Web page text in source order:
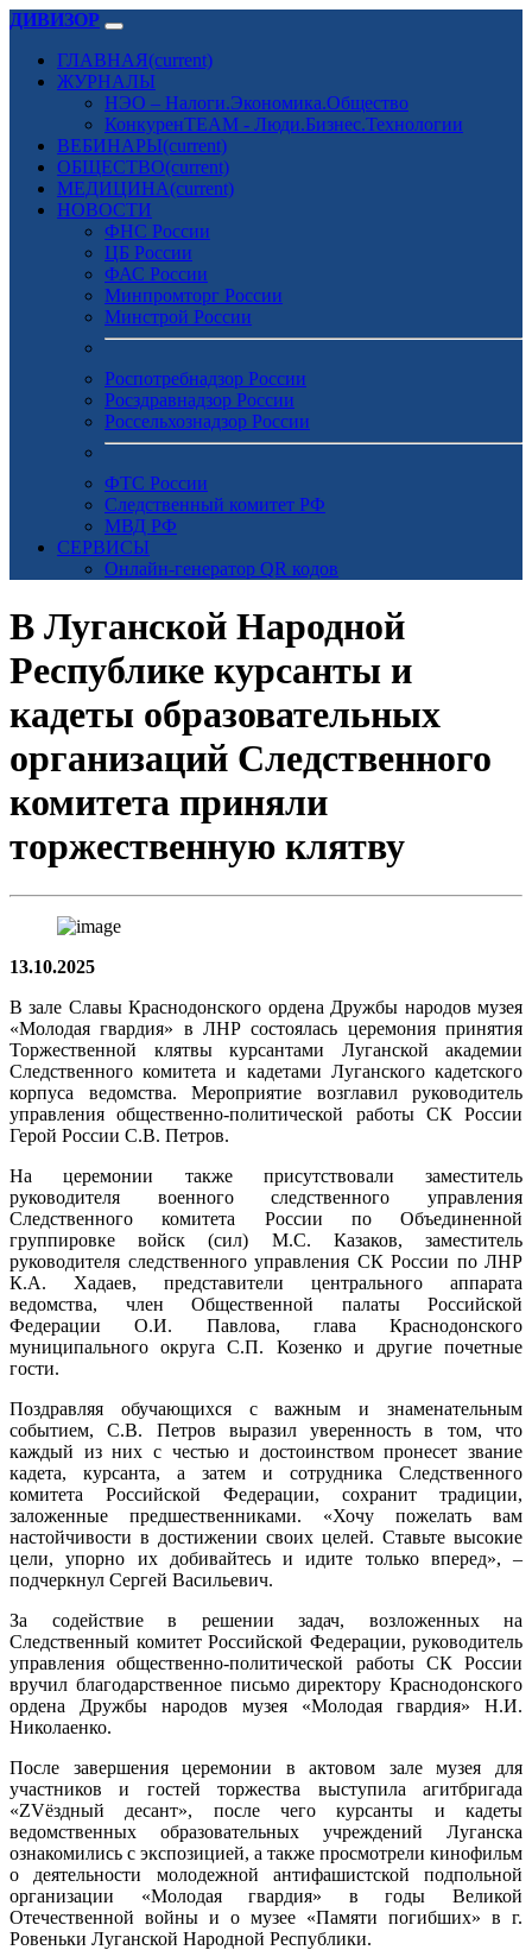
ДИВИЗОР
ГЛАВНАЯ(current)
ЖУРНАЛЫ
НЭО – Налоги.Экономика.Общество
КонкуренTEAM - Люди.Бизнес.Технологии
ВЕБИНАРЫ(current)
ОБЩЕСТВО(current)
МЕДИЦИНА(current)
НОВОСТИ
ФНС России
ЦБ России
ФАС России
Минпромторг России
Минстрой России
Роспотребнадзор России
Росздравнадзор России
Россельхознадзор России
ФТС России
Следственный комитет РФ
МВД РФ
СЕРВИСЫ
Онлайн-генератор QR кодов
В Луганской Народной
Республике курсанты и
кадеты образовательных
организаций Следственного
комитета приняли
торжественную клятву
13.10.2025
В зале Славы Краснодонского ордена Дружбы народов музея
«Молодая гвардия» в ЛНР состоялась церемония принятия
Торжественной клятвы курсантами Луганской академии
Следственного комитета и кадетами Луганского кадетского
корпуса ведомства. Мероприятие возглавил руководитель
управления общественно-политической работы СК России
Герой России С.В. Петров.
На церемонии также присутствовали заместитель
руководителя военного следственного управления
Следственного комитета России по Объединенной
группировке войск (сил) М.С. Казаков, заместитель
руководителя следственного управления СК России по ЛНР
К.А. Хадаев, представители центрального аппарата
ведомства, член Общественной палаты Российской
Федерации О.И. Павлова, глава Краснодонского
муниципального округа С.П. Козенко и другие почетные
гости.
Поздравляя обучающихся с важным и знаменательным
событием, С.В. Петров выразил уверенность в том, что
каждый из них с честью и достоинством пронесет звание
кадета, курсанта, а затем и сотрудника Следственного
комитета Российской Федерации, сохранит традиции,
заложенные предшественниками. «Хочу пожелать вам
настойчивости в достижении своих целей. Ставьте высокие
цели, упорно их добивайтесь и идите только вперед», –
подчеркнул Сергей Васильевич.
За содействие в решении задач, возложенных на
Следственный комитет Российской Федерации, руководитель
управления общественно-политической работы СК России
вручил благодарственное письмо директору Краснодонского
ордена Дружбы народов музея «Молодая гвардия» Н.И.
Николаенко.
После завершения церемонии в актовом зале музея для
участников и гостей торжества выступила агитбригада
«ZVёздный десант», после чего курсанты и кадеты
ведомственных образовательных учреждений Луганска
ознакомились с экспозицией, а также просмотрели кинофильм
о деятельности молодежной антифашистской подпольной
организации «Молодая гвардия» в годы Великой
Отечественной войны и о музее «Памяти погибших» в г.
Ровеньки Луганской Народной Республики.